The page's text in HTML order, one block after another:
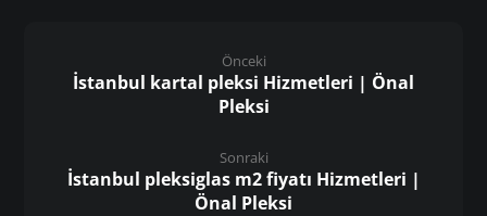
Önceki
İstanbul kartal pleksi Hizmetleri | Önal
Pleksi
Sonraki
İstanbul pleksiglas m2 fiyatı Hizmetleri |
Önal Pleksi